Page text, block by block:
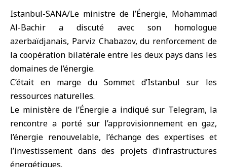
Istanbul-SANA/Le ministre de l’Énergie, Mohammad
Al-Bachir a discuté avec son homologue
azerbaïdjanais, Parviz Chabazov, du renforcement de
la coopération bilatérale entre les deux pays dans les
domaines de l’énergie.
C’était en marge du Sommet d’Istanbul sur les
ressources naturelles.
Le ministère de l’Énergie a indiqué sur Telegram, la
rencontre a porté sur l’approvisionnement en gaz,
l’énergie renouvelable, l’échange des expertises et
l’investissement dans des projets d’infrastructures
énergétiques.